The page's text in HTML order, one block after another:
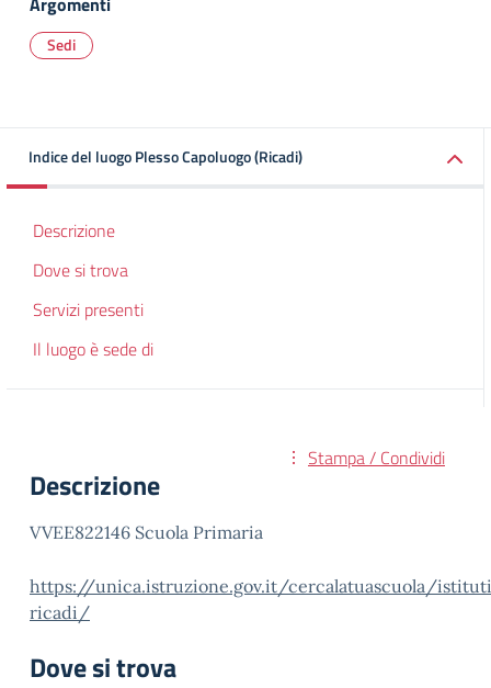
Sedi
Indice del luogo Plesso Capoluogo (Ricadi)
Descrizione
Dove si trova
Servizi presenti
Il luogo è sede di
Stampa / Condividi
Descrizione
VVEE822146 Scuola Primaria
https://unica.istruzione.gov.it/cercalatuascuola/
ricadi/
Dove si trova